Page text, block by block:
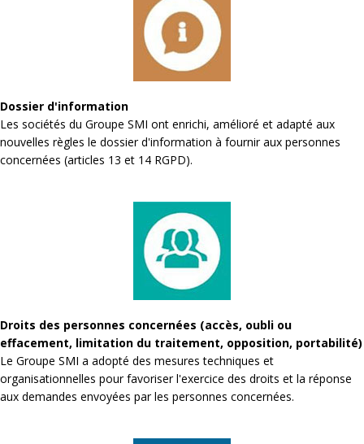
Dossier d'information
Les sociétés du Groupe SMI ont enrichi, amélioré et adapté aux
nouvelles règles le dossier d'information à fournir aux personnes
concernées (articles 13 et 14 RGPD).
Droits des personnes concernées (accès, oubli ou
effacement, limitation du traitement, opposition, portabilité)
Le Groupe SMI a adopté des mesures techniques et
organisationnelles pour favoriser l'exercice des droits et la réponse
aux demandes envoyées par les personnes concernées.